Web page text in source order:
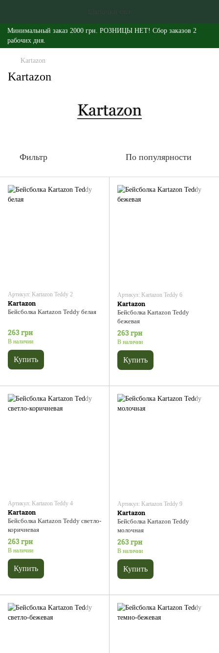
Минимальный заказ 2000 грн. РОЗНИЦЫ НЕТ! Сбор заказов 2
рабочих дня.
Kartazon
Kartazon
Фильтр По популярности
Артикул: Kartazon Teddy 2
Kartazon
Бейсболка Kartazon Teddy белая
263 грн
В наличии
Купить
Артикул: Kartazon Teddy 6
Kartazon
Бейсболка Kartazon Teddy
бежевая
263 грн
В наличии
Купить
Артикул: Kartazon Teddy 4
Kartazon
Бейсболка Kartazon Teddy светло-
коричневая
263 грн
В наличии
Купить
Артикул: Kartazon Teddy 9
Kartazon
Бейсболка Kartazon Teddy
молочная
263 грн
В наличии
Купить